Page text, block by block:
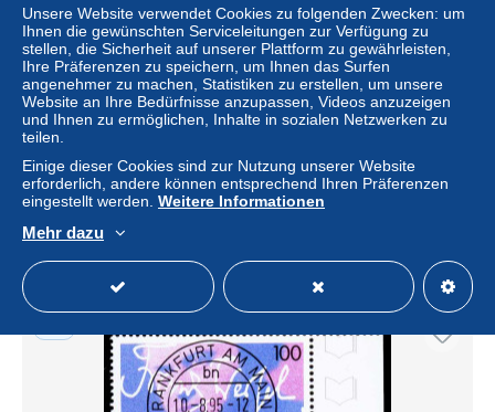
BRD 1995 Nr 1786 zentrisch gestempelt ECKE-URE
X2CF782
± 0,51 $
Unsere Website verwendet Cookies zu folgenden Zwecken: um
Ihnen die gewünschten Serviceleitungen zur Verfügung zu
stellen, die Sicherheit auf unserer Plattform zu gewährleisten,
Ihre Präferenzen zu speichern, um Ihnen das Surfen
angenehmer zu machen, Statistiken zu erstellen, um unsere
Website an Ihre Bedürfnisse anzupassen, Videos anzuzeigen
und Ihnen zu ermöglichen, Inhalte in sozialen Netzwerken zu
teilen.
Einige dieser Cookies sind zur Nutzung unserer Website
erforderlich, andere können entsprechend Ihren Präferenzen
eingestellt werden. Weitere Informationen
Mehr dazu